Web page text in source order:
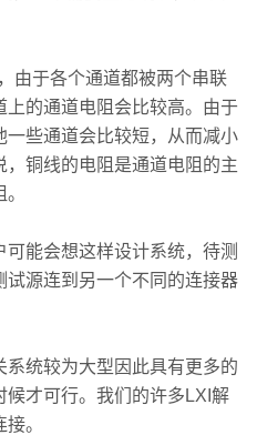
于各个通道都被两个串联
的通道电阻会比较高。由于
些通道会比较短，从而减小
铜线的电阻是通道电阻的主
能会想这样设计系统，待测
源连到另一个不同的连接器
统较为大型因此具有更多的
候才可行。我们的许多LXI解
。